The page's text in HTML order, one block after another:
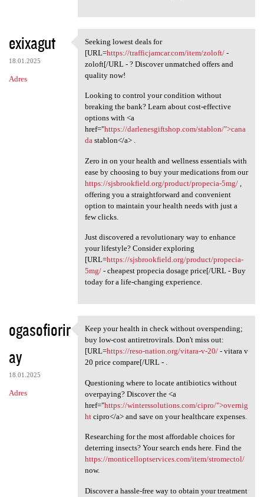
exixagut
18.01.2025
Adres
Seeking lowest deals for [URL
Seeking lowest deals for
[URL=https://trafficjamcar.com/item/zoloft/-
zoloft[/URL - ? Discover unmatched offers and
quality now!
Looking to control your condition without
breaking the bank? Learn about cost-effective
options with <a
href="https://darlenesgiftshop.com/stablon/">cana
dastablon</a> .
Zero in on your health and wellness essentials with
ease by choosing to buy your medications from our
https://sjsbrookfield.org/product/propecia-5mg/,
offering you a straightforward and convenient
option to maintain your health needs with just a
few clicks.
Just discovered a revolutionary way to enhance
your lifestyle? Consider exploring
[URL=https://sjsbrookfield.org/product/propecia-
5mg/- cheapest propecia dosage price[/URL - Buy
today for a life-changing experience.
ogasofiorir
ay
18.01.2025
Adres
Keep your health in check
Keep your health in check without overspending;
buy low-cost antiretrovirals. Don't miss out:
[URL=https://reso-nation.org/vitara-v-20/- vitara v
20 price compare[/URL - .
Questioning where to locate antibiotics without
overpaying? Discover the <a
href="https://winterssolutions.com/cipro/">overnig
htcipro</a> and save on your healthcare expenses.
Researching for the most affordable choices for
deterring insects? Your search ends here. Find the
https://monticelloptservices.com/item/stromectol/
now.
Discover a hassle-free way to obtain your treatment